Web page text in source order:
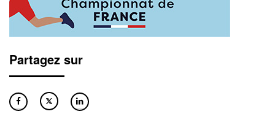
Partagez sur